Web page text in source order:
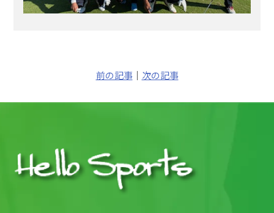
前の記事｜ 次の記事